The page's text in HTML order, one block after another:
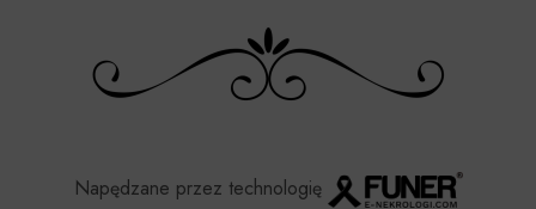
Napędzane przez technologię